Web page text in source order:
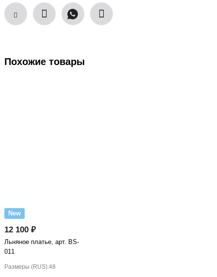
Похожие товары
New
12 100 ₽
Льняное платье, арт. BS-
011
Размеры (RUS):48